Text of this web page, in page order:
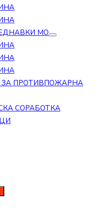
МО
ПРОТИВПОЖАРНА
СОРАБОТКА